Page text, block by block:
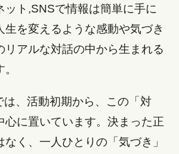
ット,SNSで情報は簡単に手に
生を変えるような感動や気づき
リアルな対話の中から生まれる
、活動初期から、この「対
心に置いています。決まった正
く、一人ひとりの「気づき」